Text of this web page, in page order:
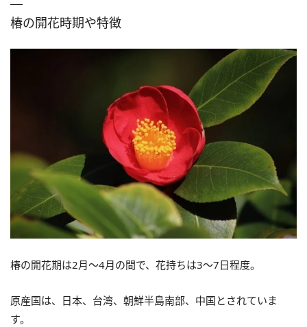
椿の開花時期や特徴
椿の開花期は2月～4月の間で、花持ちは3～7日程度。
原産国は、日本、台湾、朝鮮半島南部、中国とされていま
す。